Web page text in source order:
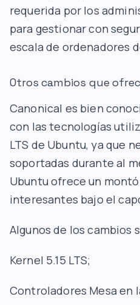
requerida por los
para gestionar con
escala de ordenadores
Otros cambios que
Canonical es bien
con las tecnologías
LTS de Ubuntu, ya que
soportadas durante al
Ubuntu ofrece un
interesantes bajo el
Algunos de los cambios
Kernel 5.15 LTS;
Controladores Mesa en